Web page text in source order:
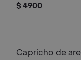
$ 4900
Capricho de